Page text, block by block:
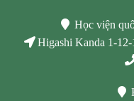
Học viện
Higashi Kanda 1-